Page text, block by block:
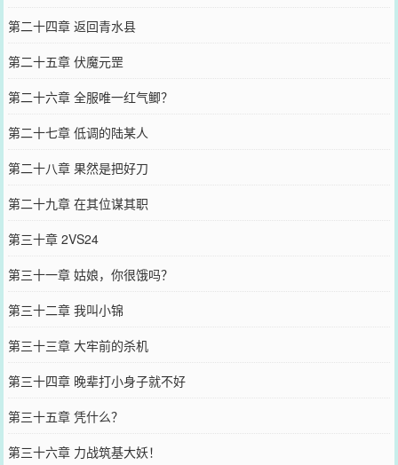
第二十四章 返回青水县
第二十五章 伏魔元罡
第二十六章 全服唯一红气鲫？
第二十七章 低调的陆某人
第二十八章 果然是把好刀
第二十九章 在其位谋其职
第三十章 2VS24
第三十一章 姑娘，你很饿吗？
第三十二章 我叫小锦
第三十三章 大牢前的杀机
第三十四章 晚辈打小身子就不好
第三十五章 凭什么？
第三十六章 力战筑基大妖！